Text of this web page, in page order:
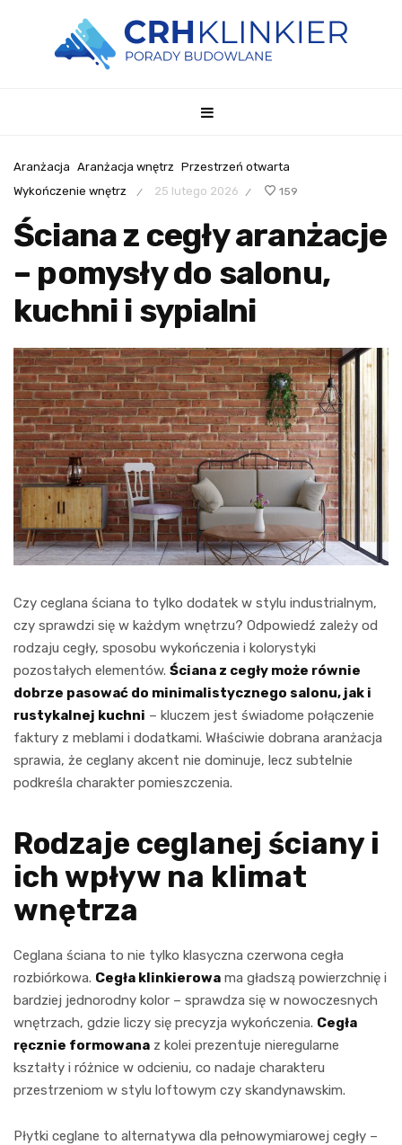
Aranżacja Aranżacja wnętrz Przestrzeń otwarta
Wykończenie wnętrz
/ 25 lutego 2026 / 159
Ściana z cegły aranżacje
– pomysły do salonu,
kuchni i sypialni
Czy ceglana ściana to tylko dodatek w stylu industrialnym,
czy sprawdzi się w każdym wnętrzu? Odpowiedź zależy od
rodzaju cegły, sposobu wykończenia i kolorystyki
pozostałych elementów. Ściana z cegły może równie
dobrze pasować do minimalistycznego salonu, jak i
rustykalnej kuchni – kluczem jest świadome połączenie
faktury z meblami i dodatkami. Właściwie dobrana aranżacja
sprawia, że ceglany akcent nie dominuje, lecz subtelnie
podkreśla charakter pomieszczenia.
Rodzaje ceglanej ściany i
ich wpływ na klimat
wnętrza
Ceglana ściana to nie tylko klasyczna czerwona cegła
rozbiórkowa. Cegła klinkierowa ma gładszą powierzchnię i
bardziej jednorodny kolor – sprawdza się w nowoczesnych
wnętrzach, gdzie liczy się precyzja wykończenia. Cegła
ręcznie formowana z kolei prezentuje nieregularne
kształty i różnice w odcieniu, co nadaje charakteru
przestrzeniom w stylu loftowym czy skandynawskim.
Płytki ceglane to alternatywa dla pełnowymiarowej cegły –